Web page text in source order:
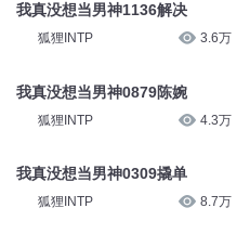
我真没想当男神1136解决
狐狸INTP 3.6万
我真没想当男神0879陈婉
狐狸INTP 4.3万
我真没想当男神0309撬单
狐狸INTP 8.7万